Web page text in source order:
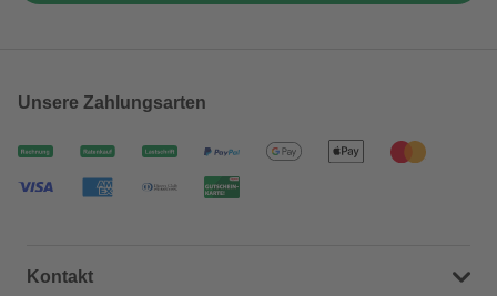
Unsere Zahlungsarten
Kontakt